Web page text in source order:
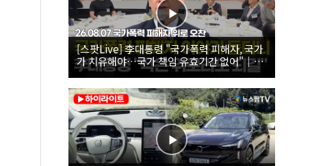
[스팟Live] 李대통령 "국가폭력 피해자, 국가
가 치유해야…국가 책임 유효기간 없어"｜
26.08.07 국가폭력 피해자 위로 오찬